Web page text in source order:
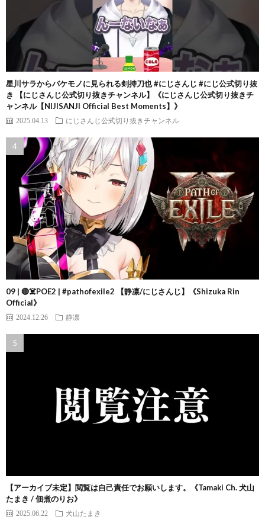
星川サラからバケモノに見られる剣持刀也 #にじさんじ #にじ公式切り抜
き 【にじさんじ公式切り抜きチャンネル】《にじさんじ公式切り抜きチ
ャンネル【NIJISANJI Official Best Moments】》
2025.04.13 にじさんじ公式切り抜きチャンネル
09 | 🔴☠️POE2 | #pathofexile2 【静凛/にじさんじ】《Shizuka Rin
Official》
2024.12.26 静凛
【アーカイブ未定】閲覧は自己責任でお願いします。《Tamaki Ch. 犬山
たまき / 佃煮のりお》
2025.06.22 犬山たまき